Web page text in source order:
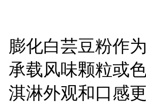
膨化白芸豆粉作
承载风味颗粒或
淇淋外观和口感更